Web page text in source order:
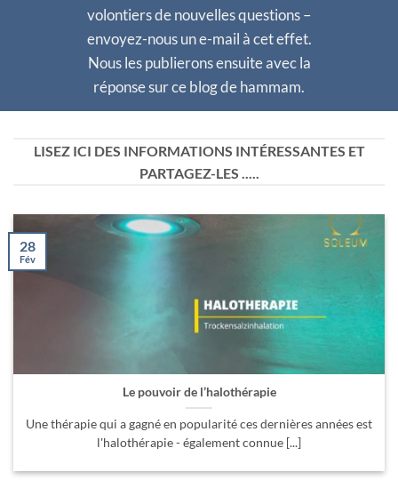
volontiers de nouvelles questions –
envoyez-nous un e-mail à cet effet.
Nous les publierons ensuite avec la
réponse sur ce blog de hammam.
LISEZ ICI DES INFORMATIONS INTÉRESSANTES ET
PARTAGEZ-LES .....
Le pouvoir de l’halothérapie
Une thérapie qui a gagné en popularité ces dernières années est
l'halothérapie - également connue [...]
28
Fév